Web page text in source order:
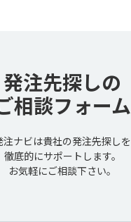
発注先探しの
相談フォーム
注ナビは貴社の発注先探しを
徹底的にサポートします。
お気軽にご相談下さい。